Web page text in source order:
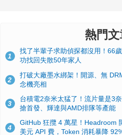
熱門文
1
找了半輩子求助偵探都沒用！66
功找回失散50年家人
2
打破大廠墨水綁架！開源、無
念機亮相
3
台積電2奈米太猛了！流片量是3
搶首發、輝達與AMD排隊等產能
4
GitHub 狂攬 4 萬星！Headroom
美元 API 費，Token 消耗暴降